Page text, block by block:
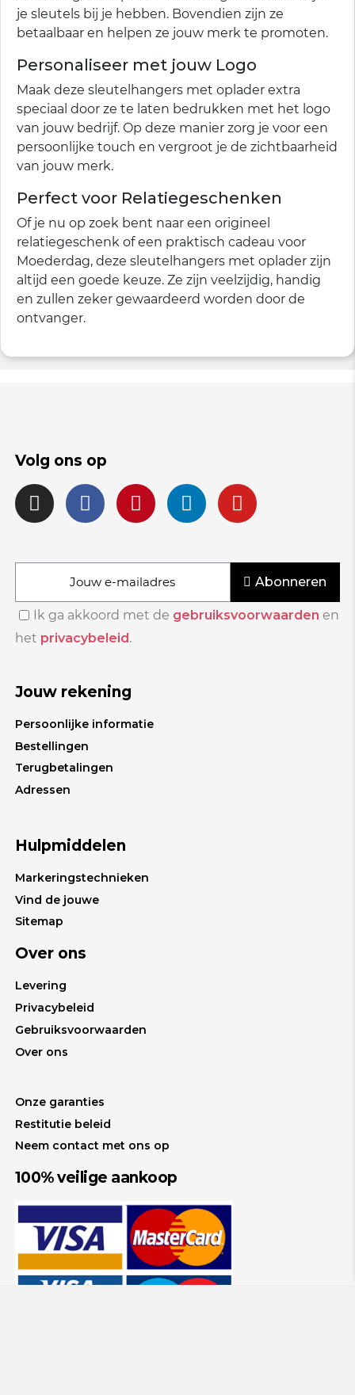
je sleutels bij je hebben. Bovendien zijn ze
betaalbaar en helpen ze jouw merk te promoten.
Personaliseer met jouw Logo
Maak deze sleutelhangers met oplader extra
speciaal door ze te laten bedrukken met het logo
van jouw bedrijf. Op deze manier zorg je voor een
persoonlijke touch en vergroot je de zichtbaarheid
van jouw merk.
Perfect voor Relatiegeschenken
Of je nu op zoek bent naar een origineel
relatiegeschenk of een praktisch cadeau voor
Moederdag, deze sleutelhangers met oplader zijn
altijd een goede keuze. Ze zijn veelzijdig, handig
en zullen zeker gewaardeerd worden door de
ontvanger.
Volg ons op
Abonneren
Ik ga akkoord met de gebruiksvoorwaarden en
het privacybeleid.
Jouw rekening
Persoonlijke informatie
Bestellingen
Terugbetalingen
Adressen
Hulpmiddelen
Markeringstechnieken
Vind de jouwe
Sitemap
Over ons
Levering
Privacybeleid
Gebruiksvoorwaarden
Over ons
Onze garanties
Restitutie beleid
Neem contact met ons op
100% veilige aankoop